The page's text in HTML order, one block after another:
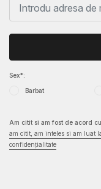
Sex*:
Barbat
Am citit si am fost de acord cu
am citit, am inteles si am luat
confidențialitate